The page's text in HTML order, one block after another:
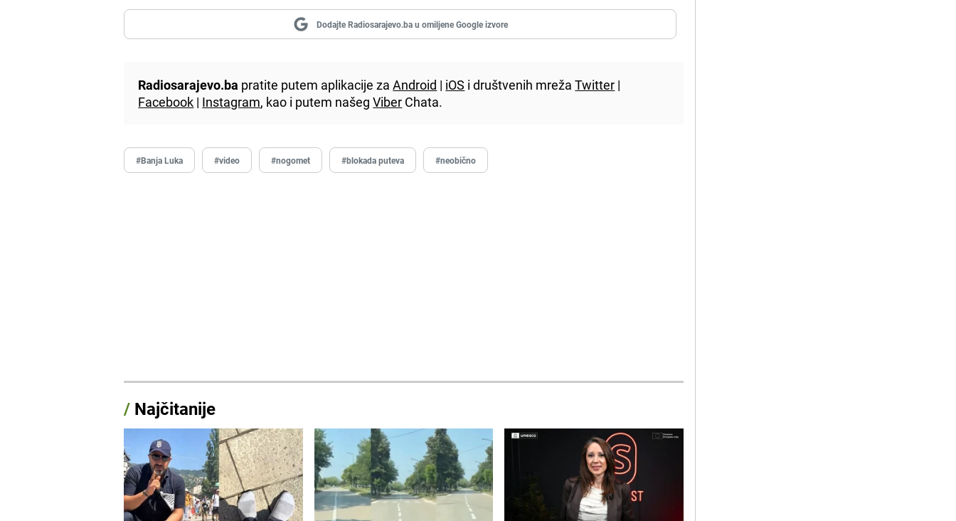
Dodajte Radiosarajevo.ba u omiljene Google izvore
Radiosarajevo.ba pratite putem aplikacije zaAndroid | iOS i društvenih mrežaTwitter |
Facebook | Instagram, kao i putem našegViber Chata.
#Banja Luka #video #nogomet #blokada puteva #neobično
/ Najčitanije